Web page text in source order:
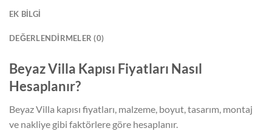
EK BILGI
DEĞERLENDIRMELER (0)
Beyaz Villa Kapısı Fiyatları Nasıl
Hesaplanır?
Beyaz Villa kapısı fiyatları, malzeme, boyut, tasarım, montaj
ve nakliye gibi faktörlere göre hesaplanır.